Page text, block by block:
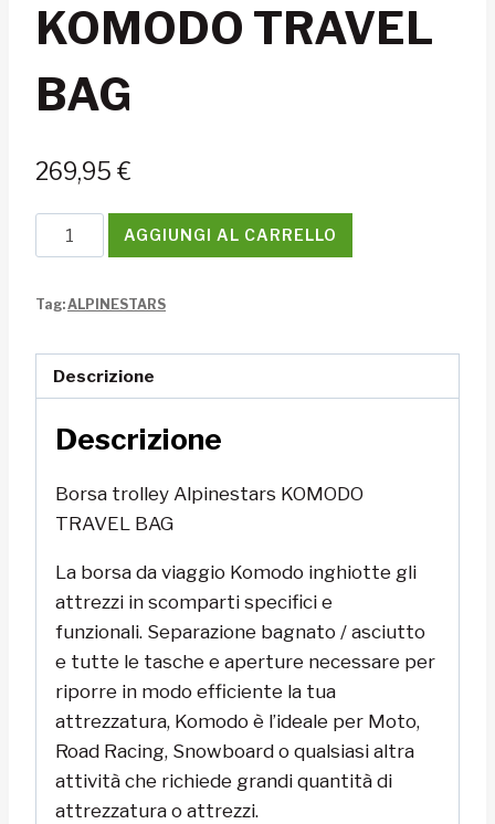
KOMODO TRAVEL
BAG
269,95 €
Borsa
trolley
KOMODO
BAG
quantità
AGGIUNGI AL CARRELLO
Tag:ALPINESTARS
Descrizione
Descrizione
Borsa trolley Alpinestars KOMODO
TRAVEL BAG
La borsa da viaggio Komodo inghiotte gli
attrezzi in scomparti specifici e
funzionali. Separazione bagnato / asciutto
e tutte le tasche e aperture necessare per
riporre in modo efficiente la tua
attrezzatura, Komodo è l’ideale per Moto,
Road Racing, Snowboard o qualsiasi altra
attività che richiede grandi quantità di
attrezzatura o attrezzi.